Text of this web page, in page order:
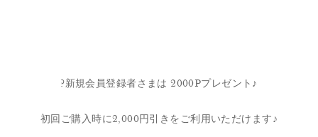
?新規会員登録者さまは 2000Pプレゼント♪
初回ご購入時に2,000円引きをご利用いただけます♪